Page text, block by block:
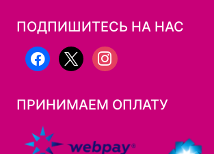
ПОДПИШИТЕСЬ НА НАС
facebook
x instagram
ПРИНИМАЕМ ОПЛАТУ